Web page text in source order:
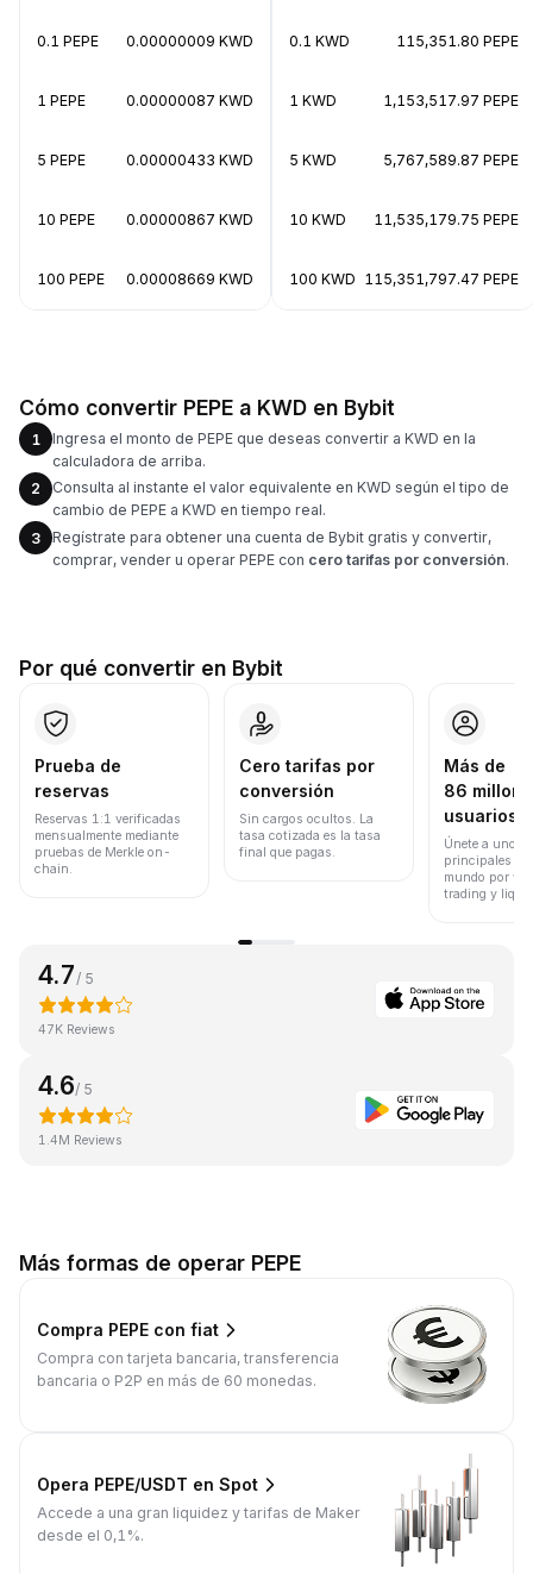
0.1 PEPE 0.00000009 KWD
1 PEPE 0.00000087 KWD
5 PEPE 0.00000433 KWD
10 PEPE 0.00000867 KWD
100 PEPE 0.00008669 KWD
0.1 KWD 115,351.80 PEPE
1 KWD 1,153,517.97 PEPE
5 KWD 5,767,589.87 PEPE
10 KWD 11,535,179.75 PEPE
100 KWD 115,351,797.47 PEPE
Cómo convertir PEPE a KWD en Bybit
1
Ingresa el monto de PEPE que deseas convertir a KWD en la
calculadora de arriba.
2
Consulta al instante el valor equivalente en KWD según el tipo de
cambio de PEPE a KWD en tiempo real.
3
Regístrate para obtener una cuenta de Bybit gratis y convertir,
comprar, vender u operar PEPE con cero tarifas por conversión.
Por qué convertir en Bybit
Prueba de
reservas
Reservas 1:1 verificadas
mensualmente mediante
pruebas de Merkle on-
chain.
Cero tarifas por
conversión
Sin cargos ocultos. La
tasa cotizada es la tasa
final que pagas.
Más de
86
usuarios
Únete a uno
principales
mundo por
trading y
4.7 / 5
47K Reviews
4.6/ 5
1.4M Reviews
Más formas de operar PEPE
Compra PEPE con fiat
Compra con tarjeta bancaria, transferencia
bancaria o P2P en más de 60 monedas.
Opera PEPE/USDT en Spot
Accede a una gran liquidez y tarifas de Maker
desde el 0,1%.